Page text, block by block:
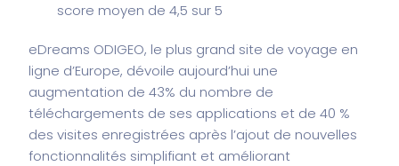
score moyen de 4,5 sur 5
eDreams ODIGEO, le plus grand site de voyage en
ligne d’Europe, dévoile aujourd’hui une
augmentation de 43% du nombre de
téléchargements de ses applications et de 40 %
des visites enregistrées après l’ajout de nouvelles
fonctionnalités simplifiant et améliorant